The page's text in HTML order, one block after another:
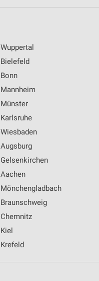
Wuppertal
Bielefeld
Bonn
Mannheim
Münster
Karlsruhe
Wiesbaden
Augsburg
Gelsenkirchen
Aachen
Mönchengladbach
Braunschweig
Chemnitz
Kiel
Krefeld